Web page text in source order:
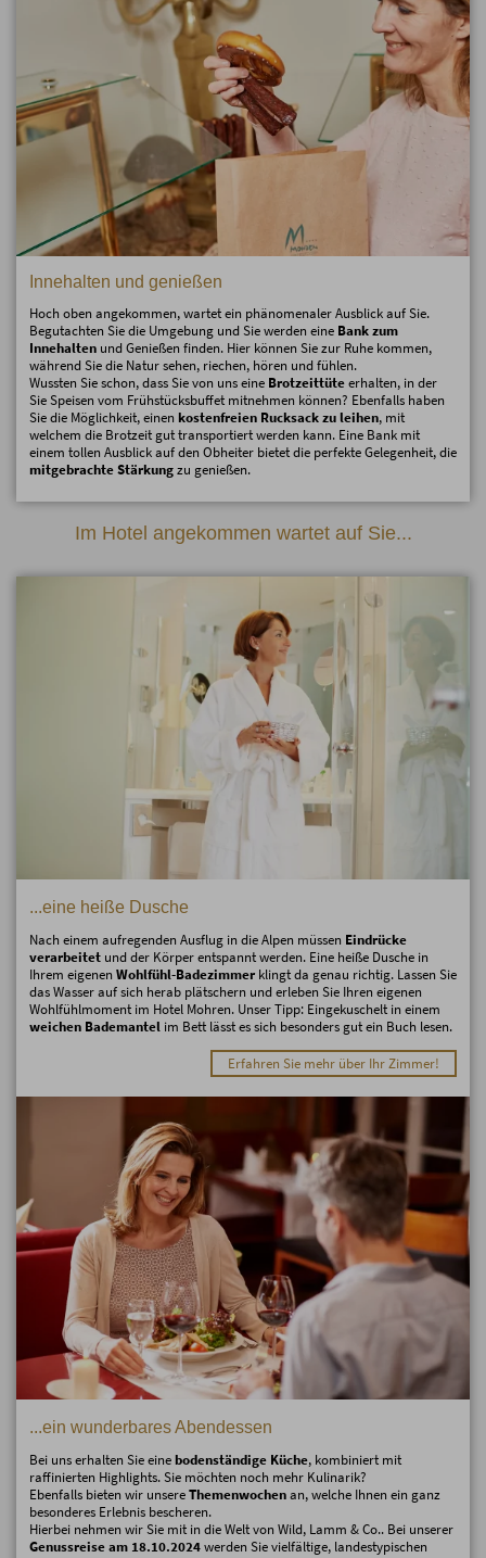
Innehalten und genießen
Hoch oben angekommen, wartet ein phänomenaler Ausblick auf Sie.
Begutachten Sie die Umgebung und Sie werden eine Bank zum
Innehalten und Genießen finden. Hier können Sie zur Ruhe kommen,
während Sie die Natur sehen, riechen, hören und fühlen.
Wussten Sie schon, dass Sie von uns eine Brotzeittüteerhalten, in der
Sie Speisen vom Frühstücksbuffet mitnehmen können? Ebenfalls haben
Sie die Möglichkeit, einen kostenfreien Rucksack zu leihen, mit
welchem die Brotzeit gut transportiert werden kann. Eine Bank mit
einem tollen Ausblick auf den Obheiter bietet die perfekte Gelegenheit, die
mitgebrachte Stärkungzu genießen.
Im Hotel angekommen wartet auf Sie...
...eine heiße Dusche
Nach einem aufregenden Ausflug in die Alpen müssen Eindrücke
verarbeitet und der Körper entspannt werden. Eine heiße Dusche in
Ihrem eigenen Wohlfühl-Badezimmer klingt da genau richtig. Lassen Sie
das Wasser auf sich herab plätschern und erleben Sie Ihren eigenen
Wohlfühlmoment im Hotel Mohren. Unser Tipp: Eingekuschelt in einem
weichen Bademantel im Bett lässt es sich besonders gut ein Buch lesen.
Erfahren Sie mehr über Ihr Zimmer!
...ein wunderbares Abendessen
Bei uns erhalten Sie einebodenständige Küche, kombiniert mit
raffinierten Highlights. Sie möchten noch mehr Kulinarik?
Ebenfalls bieten wir unsereThemenwochenan, welche Ihnen ein ganz
besonderes Erlebnis bescheren.
Hierbei nehmen wir Sie mit in die Welt von Wild, Lamm & Co.. Bei unserer
Genussreise am 18.10.2024werden Sie vielfältige, landestypischen